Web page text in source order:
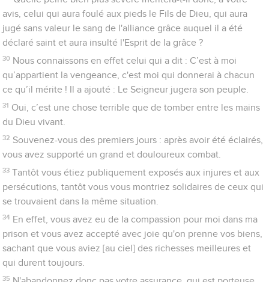
témoignage qu'il était agréable à Dieu.
Or, sans la foi, il est impossible d’être agréable à Dieu, car il
faut que celui qui s'approche de lui croie que Dieu existe et
C'est par la foi que Noé, averti des événements que l'on ne
voyait pas encore et rempli d'une crainte respectueuse, a
condamné le monde et est devenu héritier de la justice qui
C'est par la foi qu'Abraham a obéi lorsque Dieu l'a appelé et
qu'il est parti pour le pays qu'il devait recevoir en héritage. Et il
est parti sans savoir où il allait.
9
C'est par la foi qu'il est venu s’installer dans le pays promis
ainsi qu'Isaac et Jacob, les cohéritiers de la même promesse,
10
car il attendait la cité qui a de solides fondations, celle dont
Dieu est l'architecte et le constructeur.